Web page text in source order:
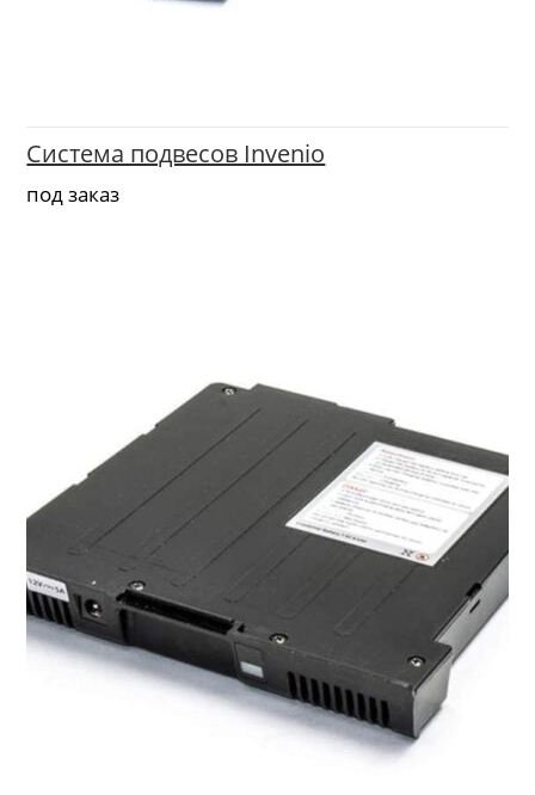
Система подвесов Invenio
под заказ